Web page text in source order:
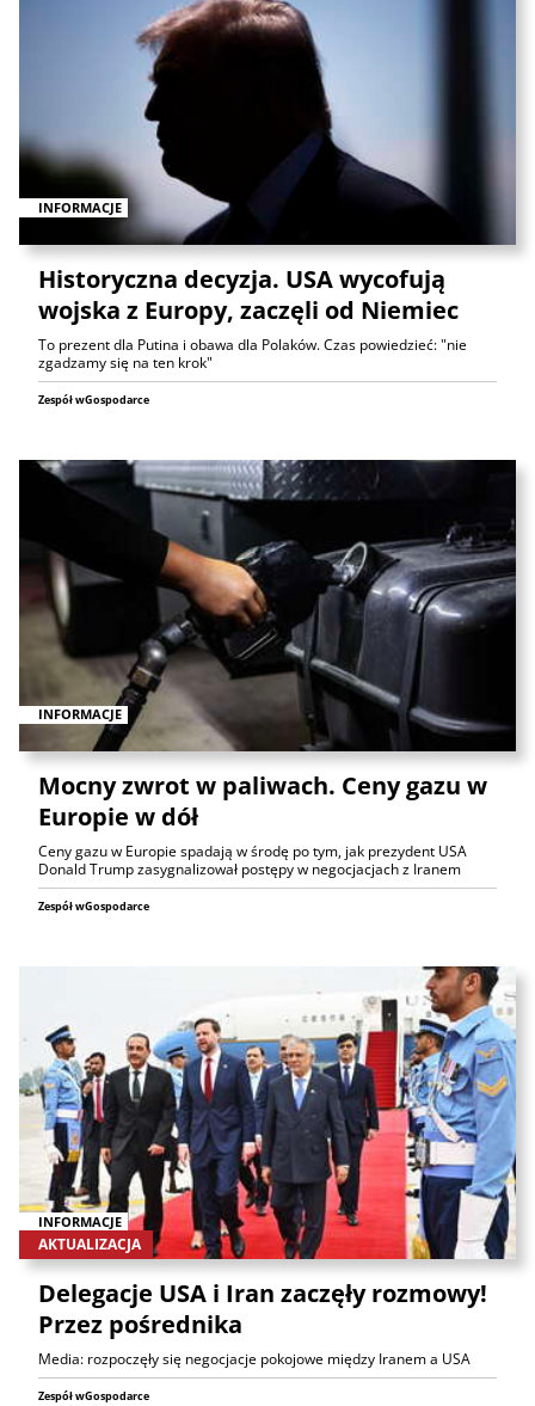
INFORMACJE
Historyczna decyzja. USA wycofują
wojska z Europy, zaczęli od Niemiec
To prezent dla Putina i obawa dla Polaków. Czas powiedzieć: "nie
zgadzamy się na ten krok"
Zespół wGospodarce
INFORMACJE
Mocny zwrot w paliwach. Ceny gazu w
Europie w dół
Ceny gazu w Europie spadają w środę po tym, jak prezydent USA
Donald Trump zasygnalizował postępy w negocjacjach z Iranem
Zespół wGospodarce
INFORMACJE
AKTUALIZACJA
Delegacje USA i Iran zaczęły rozmowy!
Przez pośrednika
Media: rozpoczęły się negocjacje pokojowe między Iranem a USA
Zespół wGospodarce